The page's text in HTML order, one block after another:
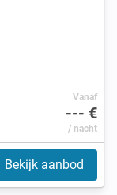
Vanaf
--- €
/ nacht
Bekijk aanbod